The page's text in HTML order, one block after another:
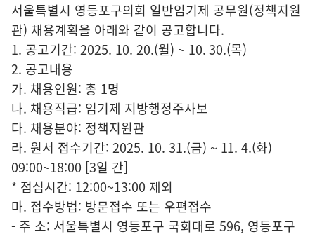
서울특별시 영등포구의회 일반임기제 공무원(정책지원
관) 채용계획을 아래와 같이 공고합니다.
1. 공고기간: 2025. 10. 20.(월) ~ 10. 30.(목)
2. 공고내용
가. 채용인원: 총 1명
나. 채용직급: 임기제 지방행정주사보
다. 채용분야: 정책지원관
라. 원서 접수기간: 2025. 10. 31.(금) ~ 11. 4.(화)
09:00~18:00 [3일 간]
* 점심시간: 12:00~13:00 제외
마. 접수방법: 방문접수 또는 우편접수
- 주 소: 서울특별시 영등포구 국회대로 596, 영등포구